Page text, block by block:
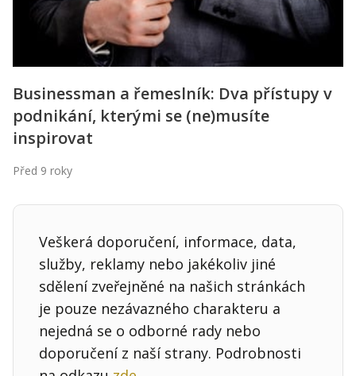
Businessman a řemeslník: Dva přístupy v
podnikání, kterými se (ne)musíte
inspirovat
Před 9 roky
Veškerá doporučení, informace, data,
služby, reklamy nebo jakékoliv jiné
sdělení zveřejněné na našich stránkách
je pouze nezávazného charakteru a
nejedná se o odborné rady nebo
doporučení z naší strany. Podrobnosti